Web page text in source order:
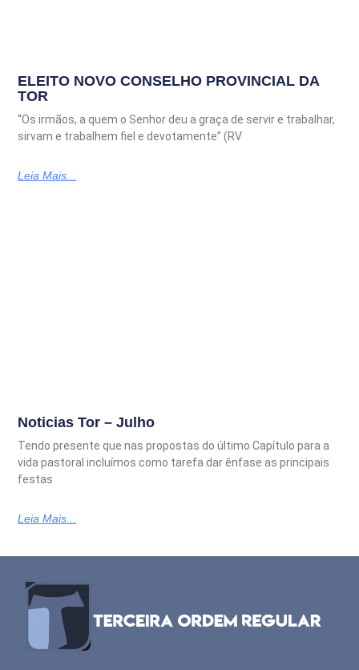
ELEITO NOVO CONSELHO PROVINCIAL DA
TOR
“Os irmãos, a quem o Senhor deu a graça de servir e trabalhar,
sirvam e trabalhem fiel e devotamente” (RV
Leia Mais...
Noticias Tor – Julho
Tendo presente que nas propostas do último Capítulo para a
vida pastoral incluímos como tarefa dar ênfase as principais
festas
Leia Mais...